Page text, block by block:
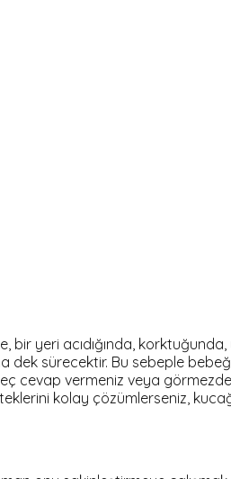
bir yeri acıdığında,
dek sürecektir. Bu sebeple
cevap vermeniz veya
kolay çözümlerseniz,